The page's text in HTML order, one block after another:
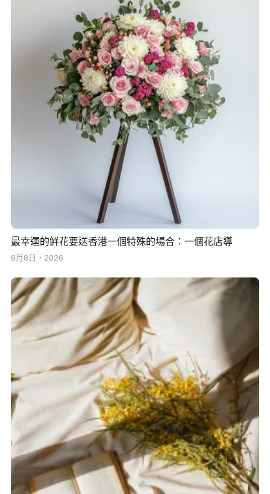
最幸運的鮮花要送香港一個特殊的場合：一個花店導
6月8日，2026